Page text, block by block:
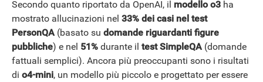
Secondo quanto riportato da OpenAI, il modello o3 ha
mostrato allucinazioni nel 33% dei casi nel test
PersonQA(basato su domande riguardanti figure
pubbliche) e nel 51% durante il test SimpleQA(domande
fattuali semplici). Ancora più preoccupanti sono i risultati
di o4-mini, un modello più piccolo e progettato per essere